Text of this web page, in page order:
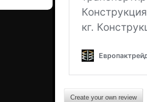
Create your own review